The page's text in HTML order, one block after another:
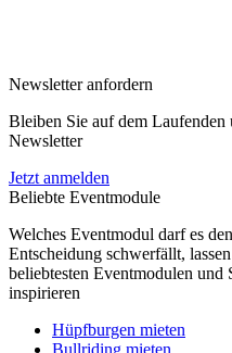
Newsletter anfordern
Bleiben Sie auf dem
Newsletter
Jetzt anmelden
Beliebte Eventmodule
Welches Eventmodul darf es
Entscheidung schwerfällt,
beliebtesten Eventmodulen und
inspirieren
Hüpfburgen mieten
Bullriding mieten